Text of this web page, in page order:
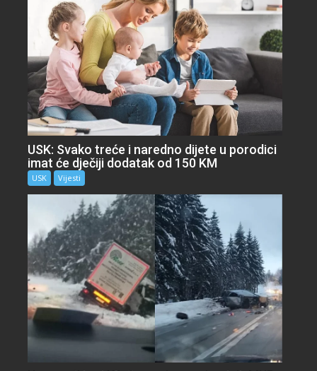
USK: Svako treće i naredno dijete u porodici
imat će dječiji dodatak od 150 KM
USK Vijesti